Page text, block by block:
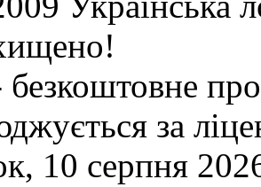
безкоштовне
за
10 серпня